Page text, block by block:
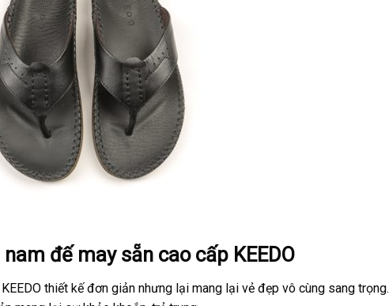
nam đế may sẵn cao cấp KEEDO
thiết kế đơn giản nhưng lại mang lại vẻ đẹp vô cùng sang trọng.